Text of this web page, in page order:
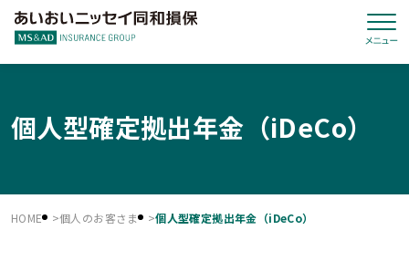
個人型確定拠出年金（iDeCo）
HOME 個人のお客さま 個人型確定拠出年金（iDeCo）